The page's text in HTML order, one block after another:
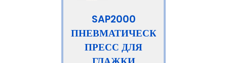
SAP2000
ПНЕВМАТИЧЕСКИЙ
ПРЕСС ДЛЯ